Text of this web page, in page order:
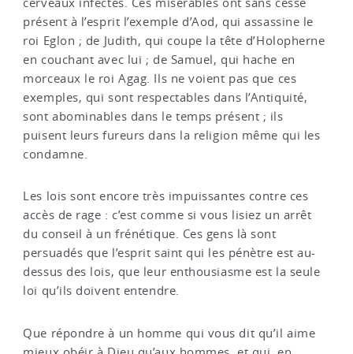
présent à l’esprit l’exemple d’Aod, qui assassine le
roi Eglon ; de Judith, qui coupe la tête d’Holopherne
en couchant avec lui ; de Samuel, qui hache en
morceaux le roi Agag. Ils ne voient pas que ces
exemples, qui sont respectables dans l’Antiquité,
sont abominables dans le temps présent ; ils
puisent leurs fureurs dans la religion même qui les
condamne.
Les lois sont encore très impuissantes contre ces
accès de rage : c’est comme si vous lisiez un arrêt
du conseil à un frénétique. Ces gens là sont
persuadés que l’esprit saint qui les pénètre est au-
dessus des lois, que leur enthousiasme est la seule
loi qu’ils doivent entendre.
Que répondre à un homme qui vous dit qu’il aime